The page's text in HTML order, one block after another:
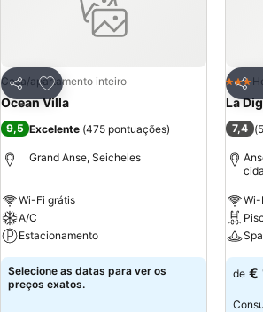
Partilhar
Adicionar aos favoritos
Casa/apartamento inteiro
Ocean Villa
9,5 Excelente (475 pontuações)
Grand Anse, Seicheles
Wi-Fi grátis
A/C
Estacionamento
Selecione as datas para ver os
preços exatos.
3
La
7,4 (
Wi-
Spa
de €